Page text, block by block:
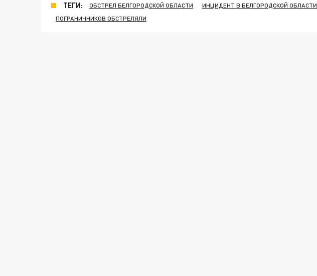
ТЕГИ: ОБСТРЕЛ БЕЛГОРОДСКОЙ ОБЛАСТИ
ИНЦИДЕНТ В БЕЛГОРОДСКОЙ ОБЛАСТИ
ПОГРАНИЧНИКОВ ОБСТРЕЛЯЛИ